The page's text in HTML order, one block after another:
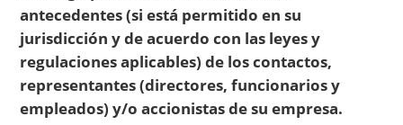
antecedentes (si está permitido en su
jurisdicción y de acuerdo con las leyes y
regulaciones aplicables) de los contactos,
representantes (directores, funcionarios y
empleados) y/o accionistas de su empresa.